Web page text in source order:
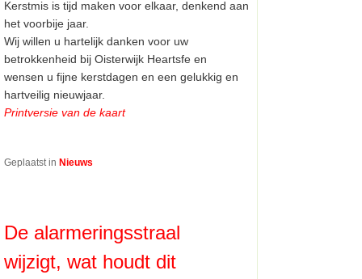
Kerstmis is tijd maken voor elkaar, denkend aan
het voorbije jaar.
Wij willen u hartelijk danken voor uw
betrokkenheid bij Oisterwijk Heartsfe en
wensen u fijne kerstdagen en een gelukkig en
hartveilig nieuwjaar.
Printversie van de kaart
Geplaatst in Nieuws
De alarmeringsstraal
wijzigt, wat houdt dit